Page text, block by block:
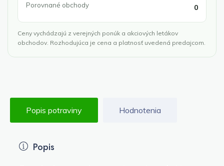
Porovnané obchody 0
Ceny vychádzajú z verejných ponúk a akciových letákov
obchodov. Rozhodujúca je cena a platnosť uvedená predajcom.
Popis potraviny Hodnotenia
Popis